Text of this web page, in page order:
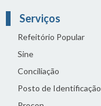
Serviços
Refeitório Popular
Sine
Conciliação
Posto de Identificação